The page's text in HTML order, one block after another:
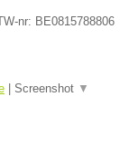
nr: BE0815788806
| Screenshot ▼